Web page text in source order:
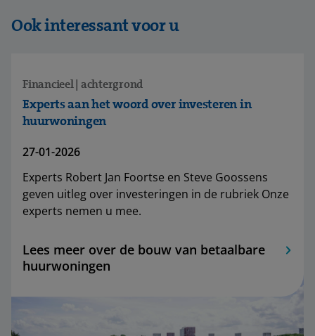
Ook interessant voor u
Experts aan het woord over investeren in
huurwoningen
Financieel | achtergrond
27-01-2026
Experts Robert Jan Foortse en Steve Goossens
geven uitleg over investeringen in de rubriek Onze
experts nemen u mee.
Lees meer over de bouw van betaalbare
huurwoningen